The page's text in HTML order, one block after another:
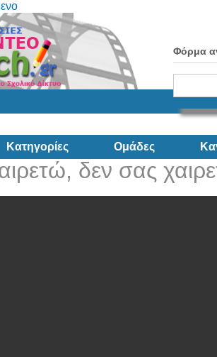
Φόρμα
Κατηγορίες Ομάδες
δεν σας